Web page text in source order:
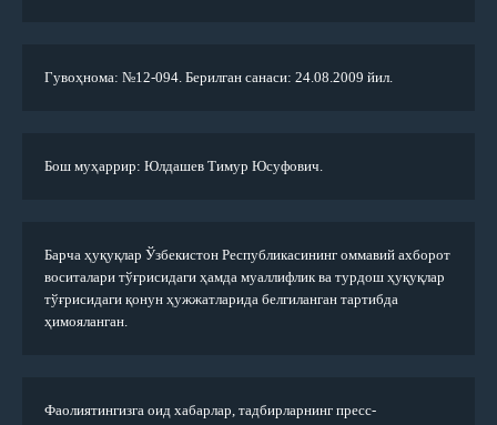
Гувоҳнома: №12-094. Берилган санаси: 24.08.2009 йил.
Бош муҳаррир: Юлдашев Тимур Юсуфович.
Барча ҳуқуқлар Ўзбекистон Республикасининг оммавий ахборот
воситалари тўғрисидаги ҳамда муаллифлик ва турдош ҳуқуқлар
тўғрисидаги қонун ҳужжатларида белгиланган тартибда
ҳимояланган.
Фаолиятингизга оид хабарлар, тадбирларнинг пресс-